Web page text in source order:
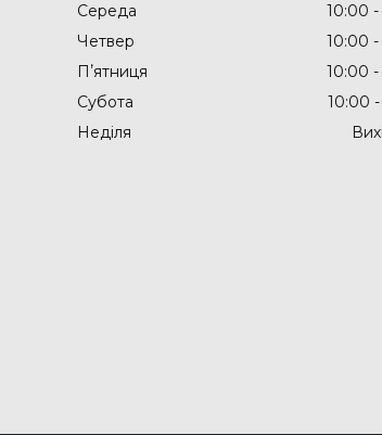
Середа
10:00
Четвер
10:00
Пʼятниця
10:00
Субота
10:00
Неділя